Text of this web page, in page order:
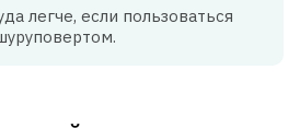
легче, если пользоваться